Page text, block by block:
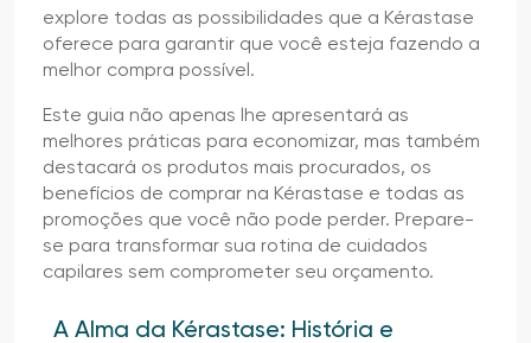
explore todas as possibilidades que a Kérastase
oferece para garantir que você esteja fazendo a
melhor compra possível.
Este guia não apenas lhe apresentará as
melhores práticas para economizar, mas também
destacará os produtos mais procurados, os
benefícios de comprar na Kérastase e todas as
promoções que você não pode perder. Prepare-
se para transformar sua rotina de cuidados
capilares sem comprometer seu orçamento.
A Alma da Kérastase: História e